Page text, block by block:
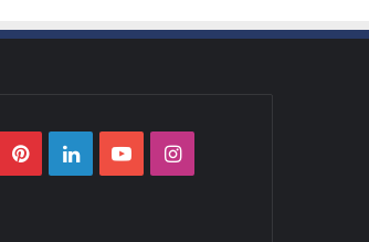
Pinterest
LinkedInYouTubeInstagram